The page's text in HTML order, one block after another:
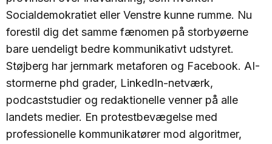
Socialdemokratiet eller Venstre kunne rumme. Nu
forestil dig det samme fænomen på storbyøerne
bare uendeligt bedre kommunikativt udstyret.
Støjberg har jernmark metaforen og Facebook. AI-
stormerne phd grader, LinkedIn-netværk,
podcaststudier og redaktionelle venner på alle
landets medier. En protestbevægelse med
professionelle kommunikatører mod algoritmer,